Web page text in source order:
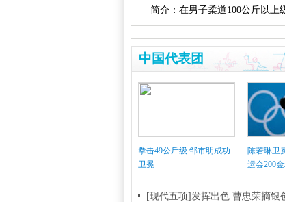
简介：在男子柔道100公斤以上
中国代表团
拳击49公斤级 邹市明成功
卫冕
陈若琳卫
运会200
[现代五项]发挥出色 曹忠荣摘银